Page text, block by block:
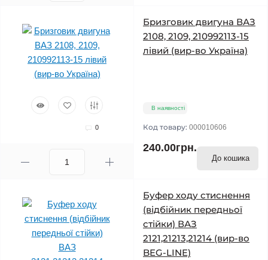
0
Бризговик двигуна ВАЗ
2108, 2109, 210992113-15
лівий (вир-во Україна)
В наявності
Код товару: 000010606
240.00грн.
До кошика
Буфер ходу стиснення
(відбійник передньої
стійки) ВАЗ
2121,21213,21214 (вир-во
BEG-LINE)